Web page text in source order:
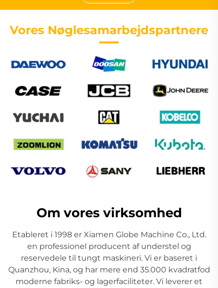
Vores Nøglesamarbejdspartnere
Om vores virksomhed
Etableret i 1998 er Xiamen Globe Machine Co., Ltd.
en professionel producent af understel og
reservedele til tungt maskineri. Vi er baseret i
Quanzhou, Kina, og har mere end 35.000 kvadratfod
moderne fabriks- og lagerfaciliteter. Vi leverer et